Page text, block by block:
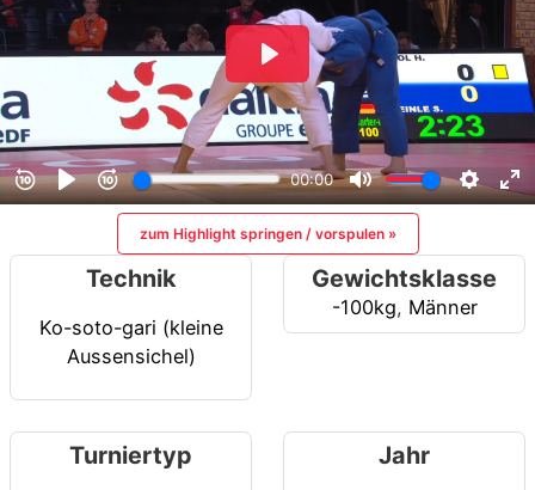
zum Highlight springen / vorspulen »
Technik
Ko-soto-gari (kleine
Aussensichel)
Gewichtsklasse
-100kg, Männer
Turniertyp Jahr